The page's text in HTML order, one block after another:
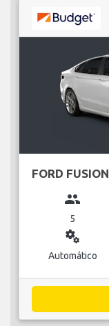
FORD FUSION
group
5
miscellaneous_services
Automático